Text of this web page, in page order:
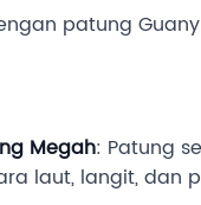
patung
Megah: Patung
laut, langit, dan